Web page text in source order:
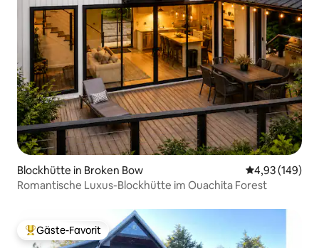
Blockhütte in Broken Bow
4,93 (149)
Romantische Luxus-Blockhütte im Ouachita Forest
Beliebter Gäste-Favorit.
Gäste-Favorit